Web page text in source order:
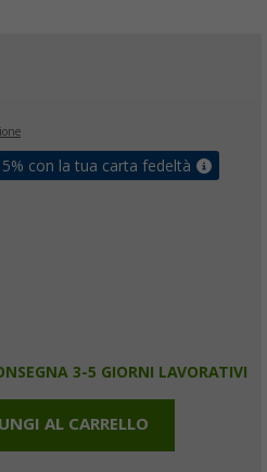
con la tua carta fedeltà
3-5 GIORNI LAVORATIVI
AL CARRELLO